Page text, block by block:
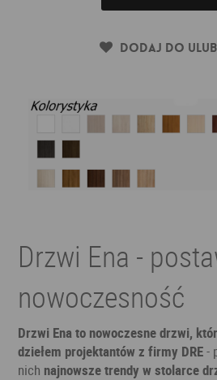
Dodaj do
Drzwi Ena -
nowoczesność
Drzwi Ena to nowoczesne drzwi,
dziełem projektantów z firmy DRE-
nich najnowsze trendy w stolarce